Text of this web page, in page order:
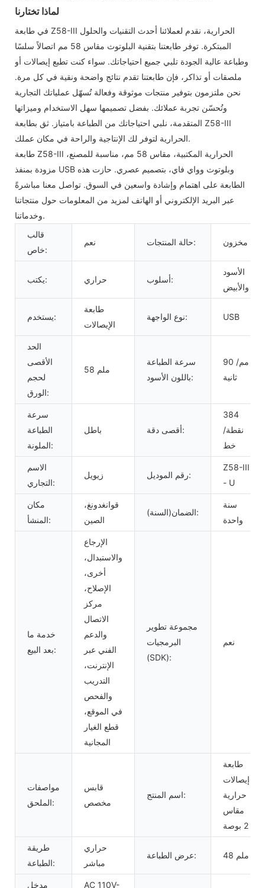
لماذا تختارنا
في طابعة Z58-III الحرارية، نقدم لعملائنا أحدث التقنيات والحلول
المبتكرة. توفر طابعتنا بتقنية البلوتوث مقاس 58 مم اتصالاً سلسًا
وطباعة عالية الجودة تلبي جميع احتياجاتك. سواء كنت تطبع إيصالات أو
ملصقات أو تذاكر، فإن طابعتنا تقدم نتائج واضحة ونقية في كل مرة.
نحن ملتزمون بتوفير منتجات موثوقة وفعالة تُسهّل عملياتك التجارية
وتُحسّن تجربة عملائك. بفضل تصميمها سهل الاستخدام وميزاتها
المتقدمة، نلبي احتياجاتك من الطباعة بامتياز. ثق بطابعة Z58-III
الحرارية لتوفر لك الإنتاجية والراحة في مكان عملك.
طابعة Z58-III الحرارية المكتبية، مقاس 58 مم، مناسبة للمصنع،
مزودة بمنفذ USB وبلوتوث وواي فاي، بتصميم عصري. حازت هذه
الطابعة على اهتمام وإشادة واسعين في السوق. تواصل معنا مباشرةً
عبر البريد الإلكتروني أو الهاتف لمزيد من المعلومات حول منتجاتنا
وخدماتنا.
قالب
خاص:
نعم حالة المنتجات: مخزون
يكتب: حراري أسلوب:
الأسود
والأبيض
يستخدم:
طابعة
الإيصالات
نوع الواجهة: USB
الحد
الأقصى
لحجم
الورق:
58 ملم
سرعة الطباعة
باللون الأسود:
90 مم/
ثانية
سرعة
الطباعة
الملونة:
باطل أقصى دقة:
384
نقطة/
خط
الاسم
التجاري:
زيويل رقم الموديل:
Z58-III
- U
مكان
المنشأ:
قوانغدونغ،
الصين
الضمان(السنة):
سنة
واحدة
خدمة ما
بعد البيع:
الإرجاع
والاستبدال،
أخرى،
الإصلاح،
مركز
الاتصال
والدعم
الفني عبر
الإنترنت،
التدريب
والفحص
في الموقع،
قطع الغيار
المجانية
مجموعة تطوير
البرمجيات
(SDK):
نعم
مواصفات
الملحق:
قابس
مخصص
اسم المنتج:
طابعة
إيصالات
حرارية
مقاس
2 بوصة
طريقة
الطباعة:
حراري
مباشر
عرض الطباعة: 48 ملم
مدخل AC 110V-